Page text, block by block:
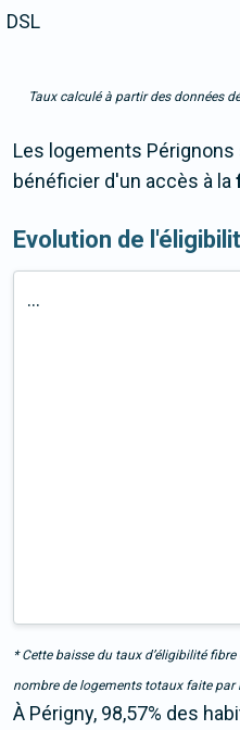
DSL
Taux calculé à partir des données
Les logements Pérignons
bénéficier d'un accès à la
Evolution de
...
* Cette baisse du taux d’éligibilité
nombre de logements totaux faite par
À Périgny, 98,57% des